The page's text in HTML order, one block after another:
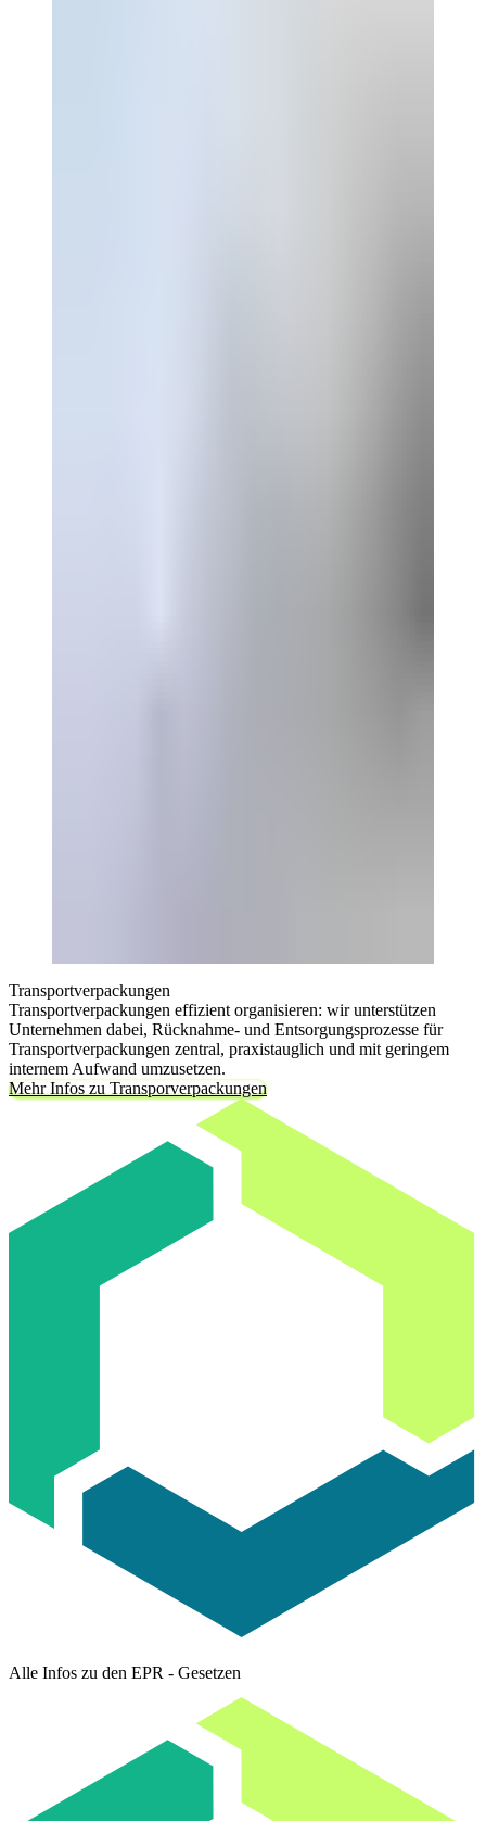
Transportverpackungen
Transportverpackungen effizient organisieren: wir unterstützen
Unternehmen dabei, Rücknahme- und Entsorgungsprozesse für
Transportverpackungen zentral, praxistauglich und mit geringem
internem Aufwand umzusetzen.
Mehr Infos zu Transporverpackungen
Alle Infos zu den EPR - Gesetzen